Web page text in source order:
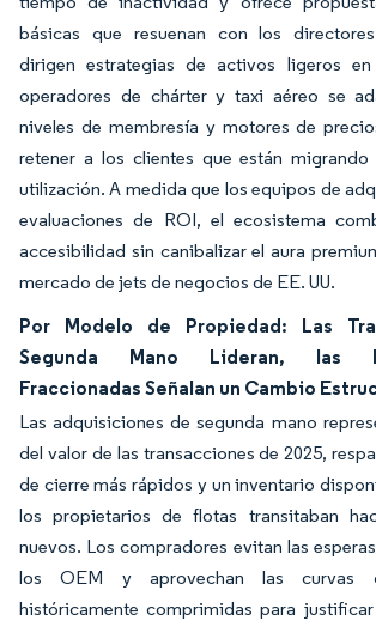
básicas que resuenan con los
dirigen estrategias de activos ligeros
operadores de chárter y taxi aéreo se
niveles de membresía y motores de
retener a los clientes que están
utilización. A medida que los equipos de
evaluaciones de ROI, el ecosistema
accesibilidad sin canibalizar el aura
mercado de jets de negocios de EE. UU.
Por Modelo de Propiedad: Las
Segunda Mano Lideran, las
Fraccionadas Señalan un Cambio
Las adquisiciones de segunda mano
del valor de las transacciones de 2025,
de cierre más rápidos y un inventario
los propietarios de flotas transitaban
nuevos. Los compradores evitan las
los OEM y aprovechan las curvas
históricamente comprimidas para